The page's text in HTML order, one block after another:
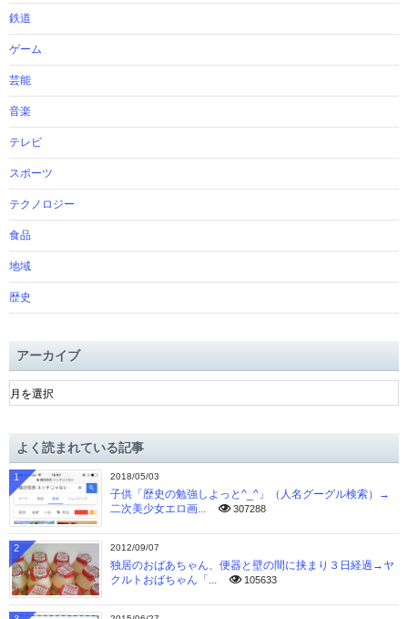
鉄道
ゲーム
芸能
音楽
テレビ
スポーツ
テクノロジー
食品
地域
歴史
アーカイブ
ア
ー
ブよく読まれている記事
2018/05/03
子供「歴史の勉強しよっと^_^」（人名グーグル検索）→
二次美少女エロ画...
307288
1
2012/09/07
独居のおばあちゃん、便器と壁の間に挟まり３日経過→ヤ
クルトおばちゃん「...
105633
2